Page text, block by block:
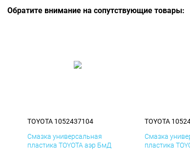
Обратите внимание на сопутствующие товары:
TOYOTA 1052437104
Смазка универсальная
пластика TOYOTA аэр БмД
TOYOTA
Смазка
пластика